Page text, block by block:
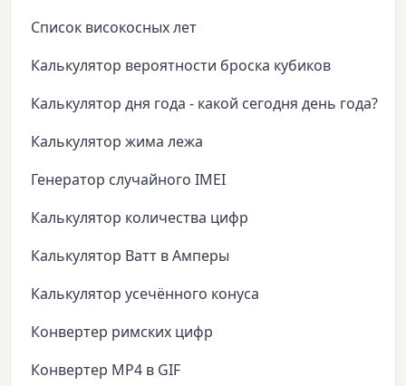
Список високосных лет
Калькулятор вероятности броска кубиков
Калькулятор дня года - какой сегодня день года?
Калькулятор жима лежа
Генератор случайного IMEI
Калькулятор количества цифр
Калькулятор Ватт в Амперы
Калькулятор усечённого конуса
Конвертер римских цифр
Конвертер MP4 в GIF